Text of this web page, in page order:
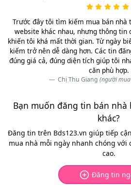
Trước đây tôi tìm kiếm mua bán nhà
website khác nhau, nhưng thông tin
khiến tôi khá mất thời gian. Từ ngày
kiếm trở nên dễ dàng hơn. Các tin
đúng giá cả, đúng diện tích giúp tôi
căn phù hợp.
Chị Thu Giang (người
Bạn muốn đăng tin bán nhà
khác?
Đăng tin trên Bds123.vn giúp tiếp
mua nhà mỗi ngày nhanh chóng với
cao.
Đăng tin